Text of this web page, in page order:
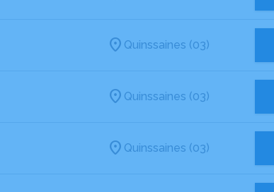
Quinssaines (03)
Quinssaines (03)
Quinssaines (03)